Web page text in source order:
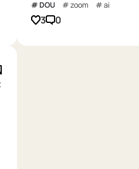
DOU zoom ai
3 0